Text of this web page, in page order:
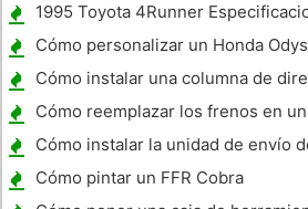
1995 Toyota 4Runner
Cómo personalizar un Honda
Cómo instalar una columna de
un camión Chevy
Cómo reemplazar los frenos en
Pontiac
Cómo instalar la unidad de envío
petróleo en un Mercury Sable 2001
Cómo pintar un FFR Cobra